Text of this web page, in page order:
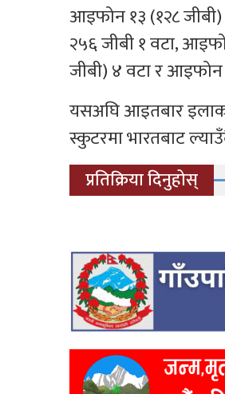
आइफोन १३ (१२८
२५६ जीबी १ वटा,
जीबी) ४ वटा र आइफोन
यसअघि आइतबार
स्कुटरमा भारतबाट
प्रतिक्रिया दिनुहोस्